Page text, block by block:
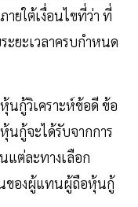
ยใต้เงื่อนไขที่ว่า ที่
ยะเวลาครบกำหนด
กู้วิเคราะห์ข้อดี ข้อ
กู้จะได้รับจากการ
แต่ละทางเลือก
ของผู้แทนผู้ถือหุ้นกู้